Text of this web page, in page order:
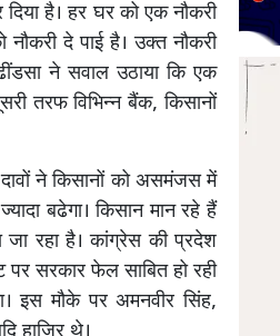
है। हर घर को एक नौकरी
दे पाई है। उक्त नौकरी
ने सवाल उठाया कि एक
तरफ विभिन्न बैंक, किसानों
ने किसानों को असमंजस में
बढेगा। किसान मान रहे हैं
जा रहा है। कांग्रेस की प्रदेश
सरकार फेल साबित हो रही
इस मौके पर अमनवीर सिंह,